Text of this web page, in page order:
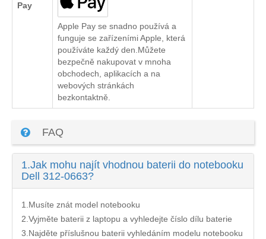
Pay
Apple Pay se snadno používá a
funguje se zařízeními Apple, která
používáte každý den.Můžete
bezpečně nakupovat v mnoha
obchodech, aplikacích a na
webových stránkách
bezkontaktně.
FAQ
1.Jak mohu najít vhodnou baterii do notebooku
Dell 312-0663?
1.Musíte znát model notebooku
2.Vyjměte baterii z laptopu a vyhledejte číslo dílu baterie
3.Najděte příslušnou baterii vyhledáním modelu notebooku